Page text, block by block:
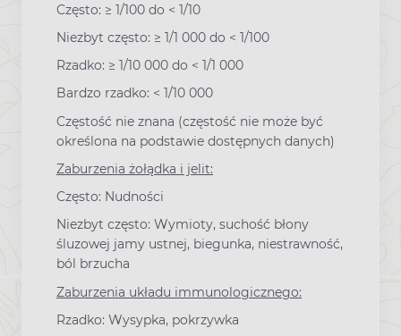
Często: ≥ 1/100 do < 1/10
Niezbyt często: ≥ 1/1 000 do < 1/100
Rzadko: ≥ 1/10 000 do < 1/1 000
Bardzo rzadko: < 1/10 000
Częstość nie znana (częstość nie może być
określona na podstawie dostępnych danych)
Zaburzenia żołądka i jelit:
Często: Nudności
Niezbyt często: Wymioty, suchość błony
śluzowej jamy ustnej, biegunka, niestrawność,
ból brzucha
Zaburzenia układu immunologicznego:
Rzadko: Wysypka, pokrzywka